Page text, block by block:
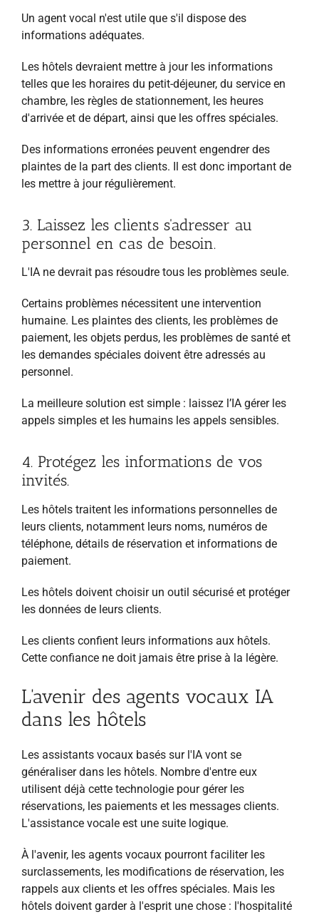
Un agent vocal n'est utile que s'il dispose des
informations adéquates.
Les hôtels devraient mettre à jour les informations
telles que les horaires du petit-déjeuner, du service en
chambre, les règles de stationnement, les heures
d'arrivée et de départ, ainsi que les offres spéciales.
Des informations erronées peuvent engendrer des
plaintes de la part des clients. Il est donc important de
les mettre à jour régulièrement.
3. Laissez les clients s'adresser au
personnel en cas de besoin.
L'IA ne devrait pas résoudre tous les problèmes seule.
Certains problèmes nécessitent une intervention
humaine. Les plaintes des clients, les problèmes de
paiement, les objets perdus, les problèmes de santé et
les demandes spéciales doivent être adressés au
personnel.
La meilleure solution est simple : laissez l’IA gérer les
appels simples et les humains les appels sensibles.
4. Protégez les informations de vos
invités.
Les hôtels traitent les informations personnelles de
leurs clients, notamment leurs noms, numéros de
téléphone, détails de réservation et informations de
paiement.
Les hôtels doivent choisir un outil sécurisé et protéger
les données de leurs clients.
Les clients confient leurs informations aux hôtels.
Cette confiance ne doit jamais être prise à la légère.
L'avenir des agents vocaux IA
dans les hôtels
Les assistants vocaux basés sur l'IA vont se
généraliser dans les hôtels. Nombre d'entre eux
utilisent déjà cette technologie pour gérer les
réservations, les paiements et les messages clients.
L'assistance vocale est une suite logique.
À l'avenir, les agents vocaux pourront faciliter les
surclassements, les modifications de réservation, les
rappels aux clients et les offres spéciales. Mais les
hôtels doivent garder à l'esprit une chose : l'hospitalité